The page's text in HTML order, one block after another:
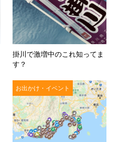
掛川で激増中のこれ知ってま
す？
お出かけ・イベント